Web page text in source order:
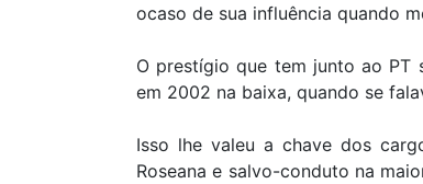
ocaso de sua influência quando
O prestígio que tem junto ao PT
em 2002 na baixa, quando se
Isso lhe valeu a chave dos
Roseana e salvo-conduto na